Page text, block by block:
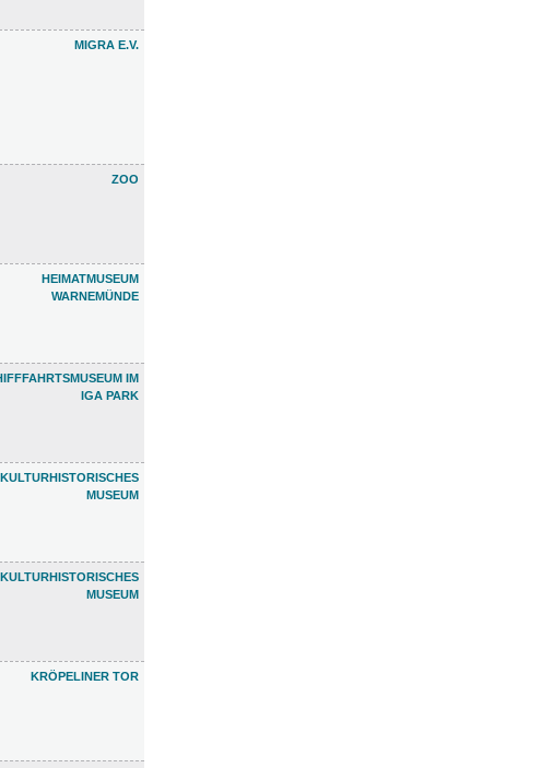
MIGRA E.V.
ZOO
HEIMATMUSEUM
WARNEMÜNDE
IM
IGA PARK
KULTURHISTORISCHES
MUSEUM
KULTURHISTORISCHES
MUSEUM
KRÖPELINER TOR